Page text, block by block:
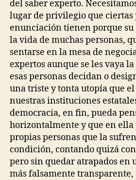
del saber experto.
lugar de privilegio que ciertas
enunciación tienen porque
la vida de muchas personas,
sentarse en la mesa de
expertos aunque se les vaya
esas personas decidan o
una triste y tonta utopía que
nuestras instituciones
democracia, en fin, pueda
horizontalmente y que en
propias personas que la
condición, contando quizá
pero sin quedar atrapados en
más falsamente transparente,